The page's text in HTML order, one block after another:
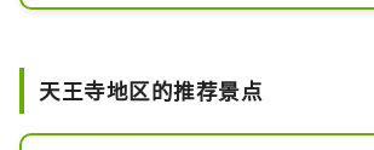
糕、甜点和下午茶套餐。
天王寺地区的推荐景点